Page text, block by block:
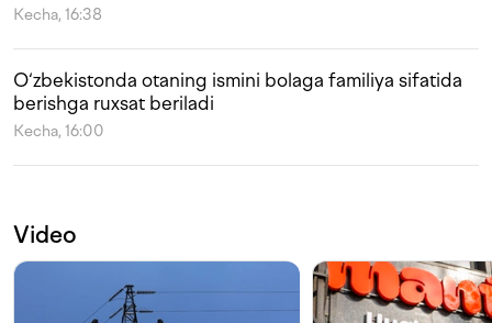
Kecha, 16:38
O‘zbekistonda otaning ismini bolaga familiya sifatida
berishga ruxsat beriladi
Kecha, 16:00
Video